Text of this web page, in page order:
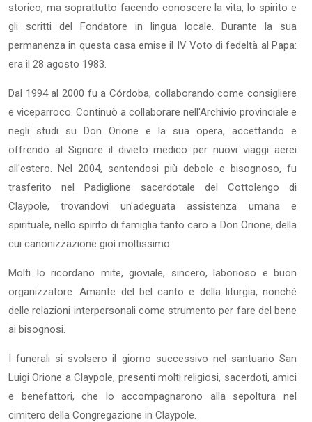
storico, ma soprattutto facendo conoscere la vita, lo spirito e
gli scritti del Fondatore in lingua locale. Durante la sua
permanenza in questa casa emise il IV Voto di fedeltà al Papa:
era il 28 agosto 1983.
Dal 1994 al 2000 fu a Córdoba, collaborando come consigliere
e viceparroco. Continuò a collaborare nell'Archivio provinciale e
negli studi su Don Orione e la sua opera, accettando e
offrendo al Signore il divieto medico per nuovi viaggi aerei
all'estero. Nel 2004, sentendosi più debole e bisognoso, fu
trasferito nel Padiglione sacerdotale del Cottolengo di
Claypole, trovandovi un'adeguata assistenza umana e
spirituale, nello spirito di famiglia tanto caro a Don Orione, della
cui canonizzazione gioì moltissimo.
Molti lo ricordano mite, gioviale, sincero, laborioso e buon
organizzatore. Amante del bel canto e della liturgia, nonché
delle relazioni interpersonali come strumento per fare del bene
ai bisognosi.
I funerali si svolsero il giorno successivo nel santuario San
Luigi Orione a Claypole, presenti molti religiosi, sacerdoti, amici
e benefattori, che lo accompagnarono alla sepoltura nel
cimitero della Congregazione in Claypole.